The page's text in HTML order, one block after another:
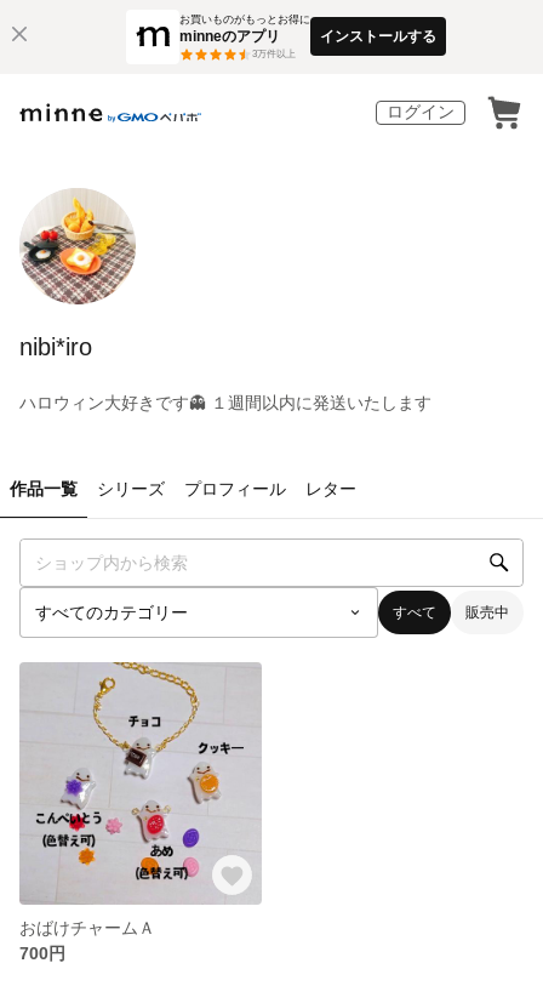
お買いものがもっとお得に
minneのアプリ
3万件以上
インストールする
ログイン
nibi*iro
ハロウィン大好きです👻 １週間以内に発送いたします
作品一覧 シリーズ プロフィール レター
すべて 販売中
おばけチャームＡ
700円